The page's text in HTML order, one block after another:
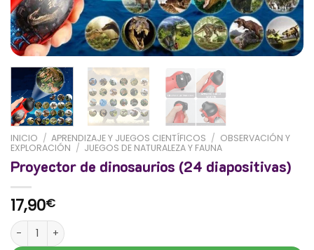
INICIO / APRENDIZAJE Y JUEGOS CIENTÍFICOS / OBSERVACIÓN Y
EXPLORACIÓN / JUEGOS DE NATURALEZA Y FAUNA
Proyector de dinosaurios (24 diapositivas)
17,90€
Proyector de dinosaurios (24 diapositivas) cantidad